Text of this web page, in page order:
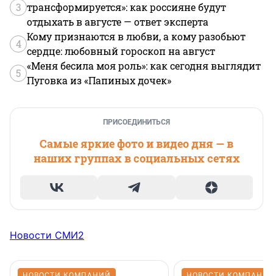
3 трансформируется»: как россияне будут
отдыхать в августе — ответ эксперта
4
Кому признаются в любви, а кому разобьют
сердце: любовный гороскоп на август
5
«Меня бесила моя роль»: как сегодня выглядит
Пуговка из «Папиных дочек»
ПРИСОЕДИНИТЬСЯ
Самые яркие фото и видео дня — в
наших группах в социальных сетях
Новости СМИ2